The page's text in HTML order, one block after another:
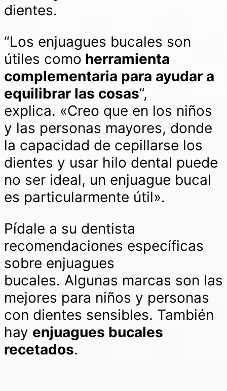
dientes.
“Los enjuagues bucales son
útiles como herramienta
complementaria para ayudar a
equilibrar las cosas”,
explica. «Creo que en los niños
y las personas mayores, donde
la capacidad de cepillarse los
dientes y usar hilo dental puede
no ser ideal, un enjuague bucal
es particularmente útil».
Pídale a su dentista
recomendaciones específicas
sobre enjuagues
bucales. Algunas marcas son las
mejores para niños y personas
con dientes sensibles. También
hay enjuagues bucales
recetados.